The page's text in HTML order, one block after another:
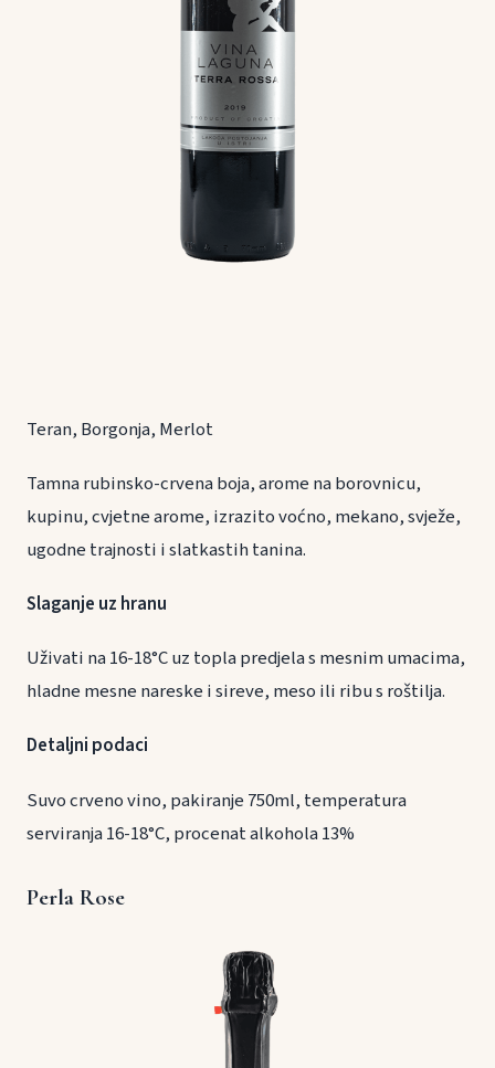
Teran, Borgonja, Merlot
Tamna rubinsko-crvena boja, arome na borovnicu,
kupinu, cvjetne arome, izrazito voćno, mekano, svježe,
ugodne trajnosti i slatkastih tanina.
Slaganje uz hranu
Uživati na 16-18°C uz topla predjela s mesnim umacima,
hladne mesne nareske i sireve, meso ili ribu s roštilja.
Detaljni podaci
Suvo crveno vino, pakiranje 750ml, temperatura
serviranja 16-18°C, procenat alkohola 13%
Perla Rose